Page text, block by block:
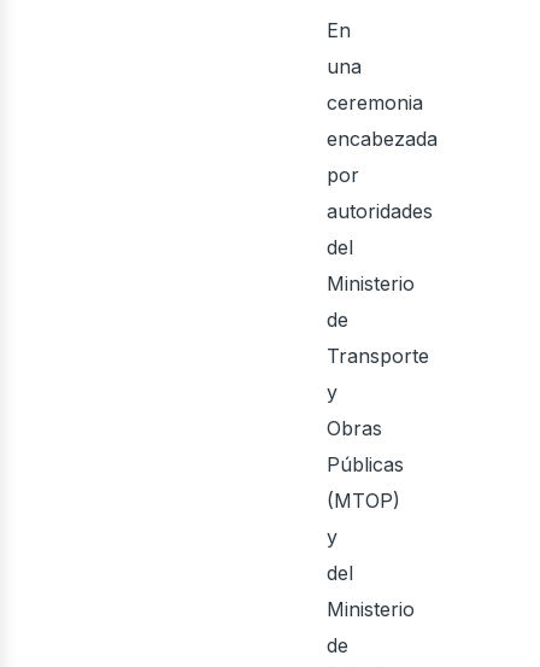
En
una
ceremonia
encabezada
por
autoridades
del
Ministerio
de
Transporte
y
Obras
Públicas
(MTOP)
y
del
Ministerio
de